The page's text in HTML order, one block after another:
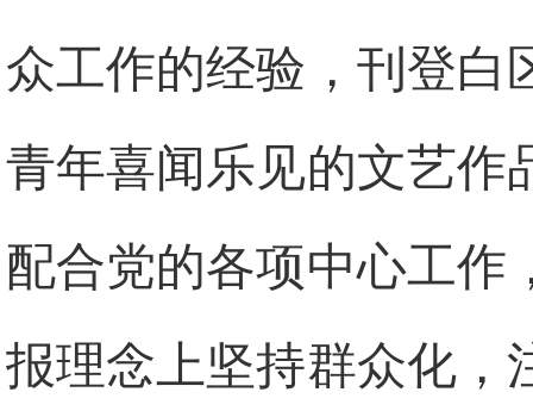
众工作的经验，刊登白
青年喜闻乐见的文艺作
配合党的各项中心工作
报理念上坚持群众化，